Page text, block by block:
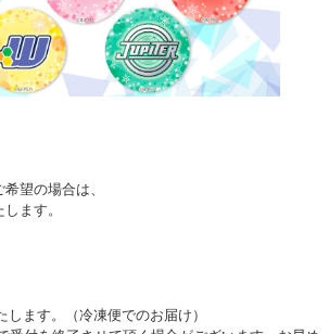
望の場合は、
ます。
ます。（冷凍便でのお届け）